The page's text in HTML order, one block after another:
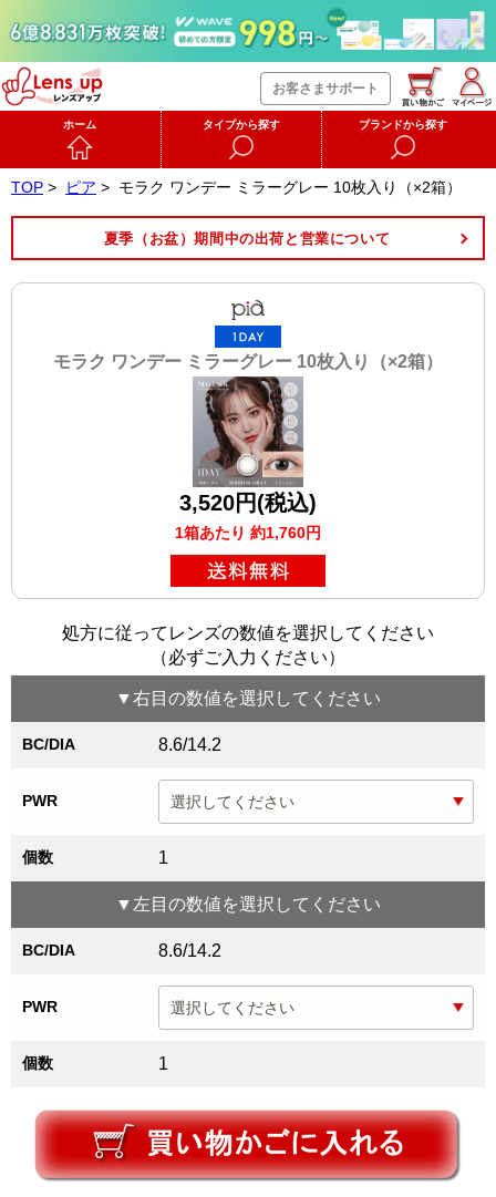
お客さまサポート
ホーム タイプから探す ブランドから探す
TOP > ピア > モラク ワンデー ミラーグレー 10枚入り（×2箱）
夏季（お盆）期間中の出荷と営業について
モラク ワンデー ミラーグレー 10枚入り（×2箱）
3,520円(税込)
1箱あたり 約1,760円
処方に従ってレンズの数値を選択してください
（必ずご入力ください）
▼右目 の数値を選択してください
BC/DIA 8.6/14.2
PWR
個数 1
▼ 左目 の数値を選択してください
BC/DIA 8.6/14.2
PWR
個数 1